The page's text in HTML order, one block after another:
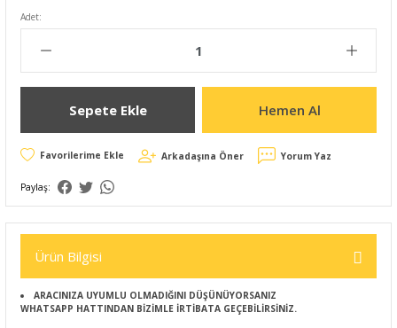
Adet:
Sepete Ekle Hemen Al
Arkadaşına Öner Yorum Yaz
Paylaş:
Ürün Bilgisi
ARACINIZA UYUMLU OLMADIĞINI DÜŞÜNÜYORSANIZ
WHATSAPP HATTINDAN BİZİMLE İRTİBATA GEÇEBİLİRSİNİZ.